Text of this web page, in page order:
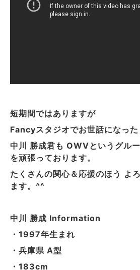
短期間ではありますが
Fancyスタジオでお世話になった
中川 勝成君も OWVというグル
を頑張っております。
たくさんの関心＆応援のほう よ
ます。^^
中川 勝成 Information
・1997年生まれ
・兵庫県 A型
・183cm